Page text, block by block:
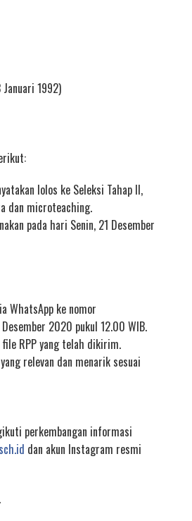
1992)
lolos ke Seleksi Tahap II,
dan microteaching.
pada hari Senin, 21 Desember
WhatsApp ke nomor
2020 pukul 12.00 WIB.
file RPP yang telah dikirim.
relevan dan menarik sesuai
perkembangan informasi
dan akun Instagram resmi